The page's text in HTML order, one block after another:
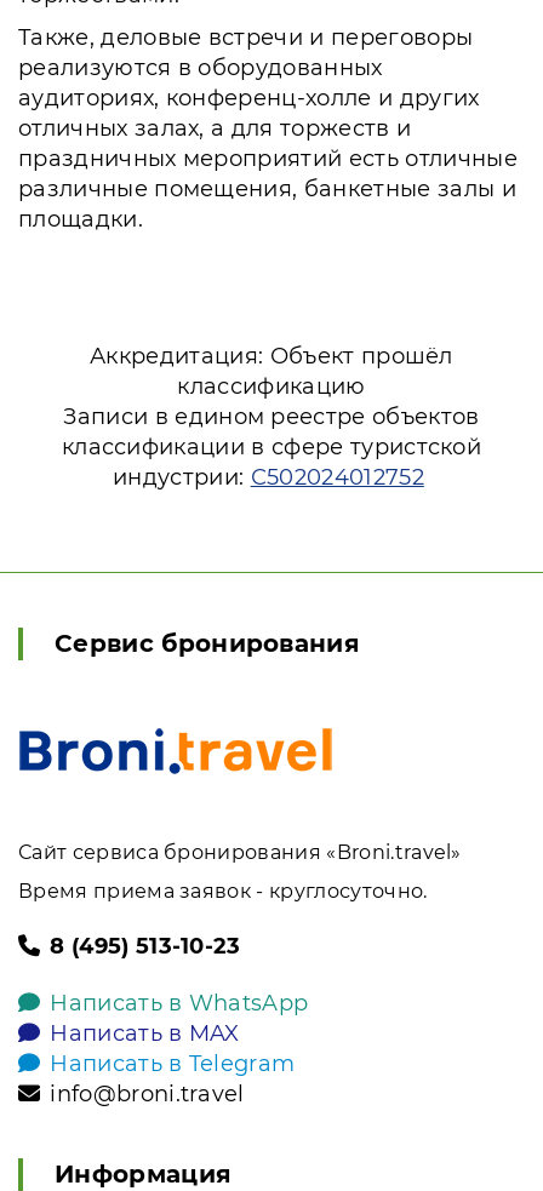
Также, деловые встречи и переговоры
реализуются в оборудованных
аудиториях, конференц-холле и других
отличных залах, а для торжеств и
праздничных мероприятий есть отличные
различные помещения, банкетные залы и
площадки.
Аккредитация: Объект прошёл
классификацию
Записи в едином реестре объектов
классификации в сфере туристской
индустрии: С502024012752
Сервис бронирования
Сайт сервиса бронирования «Broni.travel»
Время приема заявок - круглосуточно.
8 (495) 513-10-23
Написать в WhatsApp
Написать в MAX
Написать в Telegram
info@broni.travel
Информация